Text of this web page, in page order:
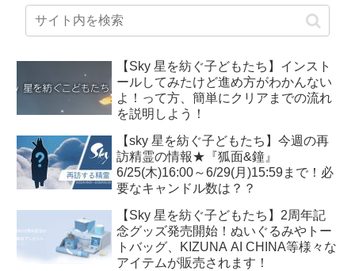
【Sky 星を紡ぐ子どもたち】インスト
ールしてみたけど進め方がわかんない
よ！って方、簡単にクリアまでの流れ
を説明しよう！
【sky 星を紡ぐ子どもたち】今週の再
訪精霊の情報★『狐面&鐘』
6/25(木)16:00～6/29(月)15:59まで！必
要なキャンドル数は？？
【Sky 星を紡ぐ子どもたち】2周年記
念グッズ発売開始！ぬいぐるみやトー
トバッグ、KIZUNA AI CHINA等様々な
アイテムが販売されます！